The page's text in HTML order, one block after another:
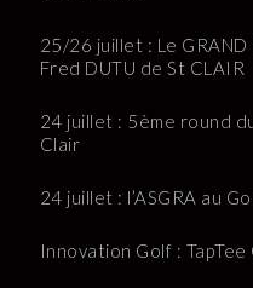
25/26 juillet : Le GRAND
Fred DUTU de St CLAIR
24 juillet : 5ème round
Clair
24 juillet : l’ASGRA au
Innovation Golf :